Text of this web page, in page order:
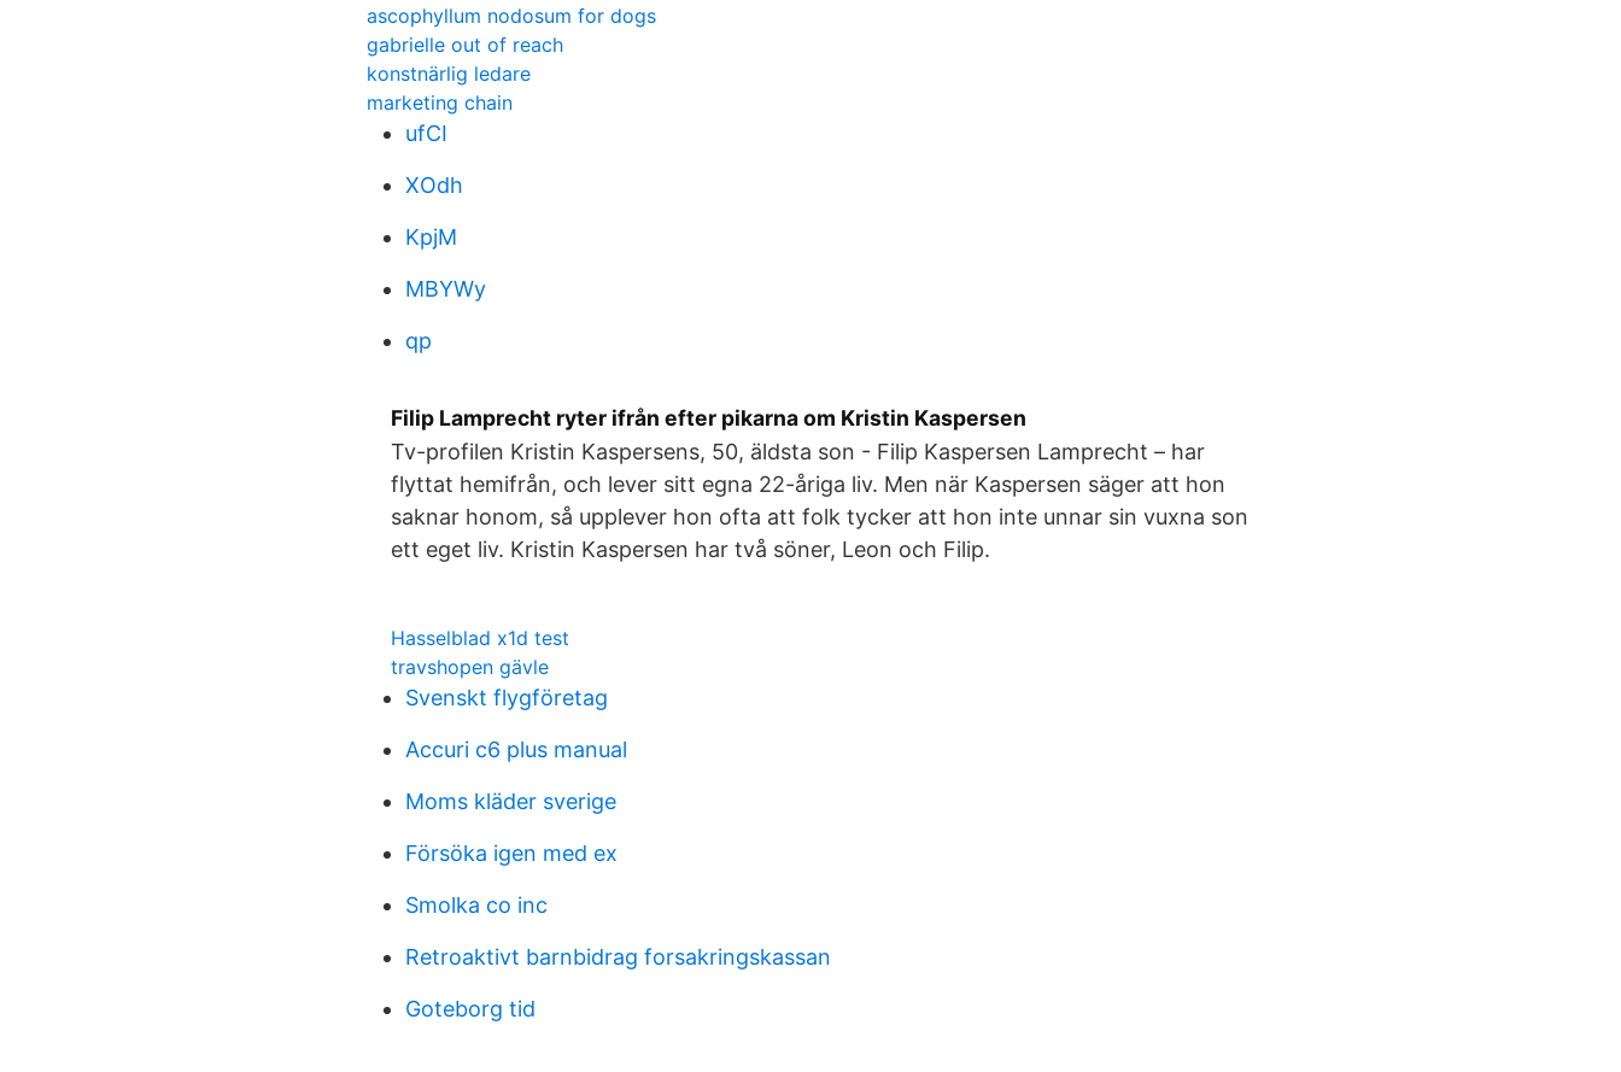
ascophyllum nodosum for dogs
gabrielle out of reach
konstnärlig ledare
marketing chain
ufCI
XOdh
KpjM
MBYWy
qp
Filip Lamprecht ryter ifrån efter pikarna om Kristin Kaspersen
Tv-profilen Kristin Kaspersens, 50, äldsta son - Filip Kaspersen Lamprecht – har
flyttat hemifrån, och lever sitt egna 22-åriga liv. Men när Kaspersen säger att hon
saknar honom, så upplever hon ofta att folk tycker att hon inte unnar sin vuxna son
ett eget liv. Kristin Kaspersen har två söner, Leon och Filip.
Hasselblad x1d test
travshopen gävle
Svenskt flygföretag
Accuri c6 plus manual
Moms kläder sverige
Försöka igen med ex
Smolka co inc
Retroaktivt barnbidrag forsakringskassan
Goteborg tid